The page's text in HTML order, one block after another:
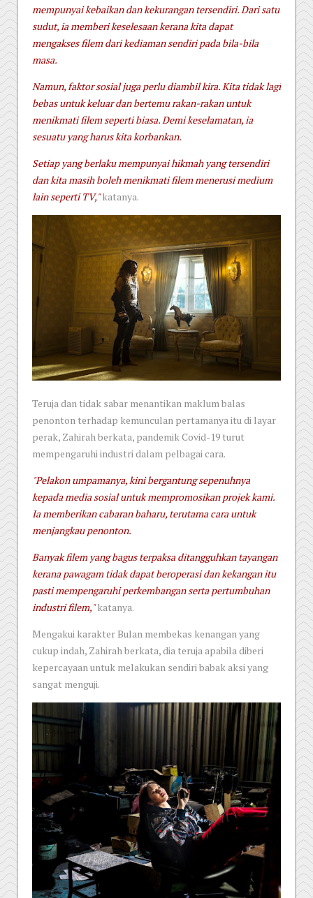
mempunyai kebaikan dan kekurangan tersendiri. Dari satu
sudut, ia memberi keselesaan kerana kita dapat
mengakses filem dari kediaman sendiri pada bila-bila
masa.
Namun, faktor sosial juga perlu diambil kira. Kita tidak lagi
bebas untuk keluar dan bertemu rakan-rakan untuk
menikmati filem seperti biasa. Demi keselamatan, ia
sesuatu yang harus kita korbankan.
Setiap yang berlaku mempunyai hikmah yang tersendiri
dan kita masih boleh menikmati filem menerusi medium
lain seperti TV,"katanya.
Teruja dan tidak sabar menantikan maklum balas
penonton terhadap kemunculan pertamanya itu di layar
perak, Zahirah berkata, pandemik Covid-19 turut
mempengaruhi industri dalam pelbagai cara.
"Pelakon umpamanya, kini bergantung sepenuhnya
kepada media sosial untuk mempromosikan projek kami.
Ia memberikan cabaran baharu, terutama cara untuk
menjangkau penonton.
Banyak filem yang bagus terpaksa ditangguhkan tayangan
kerana pawagam tidak dapat beroperasi dan kekangan itu
pasti mempengaruhi perkembangan serta pertumbuhan
industri filem,"katanya.
Mengakui karakter Bulan membekas kenangan yang
cukup indah, Zahirah berkata, dia teruja apabila diberi
kepercayaan untuk melakukan sendiri babak aksi yang
sangat menguji.